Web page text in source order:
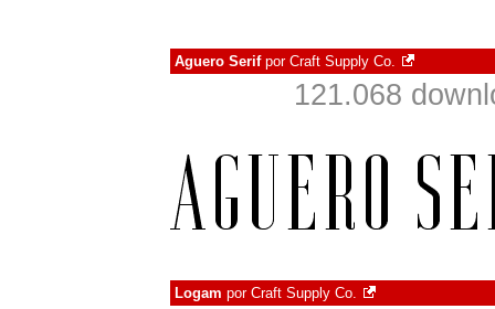
Aguero Serifpor Craft Supply Co.
121.068
Logam por Craft Supply Co.